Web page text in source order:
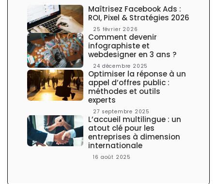
é
a
e
Maîtrisez Facebook Ads :
ROI, Pixel & Stratégies 2026
25 février 2026
Comment devenir
infographiste et
webdesigner en 3 ans ?
24 décembre 2025
Optimiser la réponse à un
appel d’offres public :
méthodes et outils
experts
27 septembre 2025
L’accueil multilingue : un
atout clé pour les
entreprises à dimension
internationale
16 août 2025